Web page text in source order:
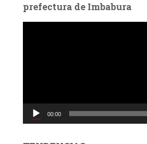
prefectura de Imbabura
c
00:00